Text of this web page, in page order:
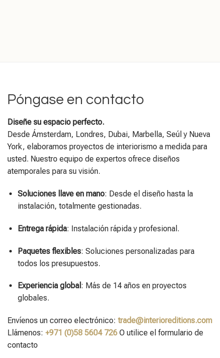
Póngase en contacto
Diseñe su espacio perfecto.
Desde Ámsterdam, Londres, Dubai, Marbella, Seúl y Nueva
York, elaboramos proyectos de interiorismo a medida para
usted. Nuestro equipo de expertos ofrece diseños
atemporales para su visión.
Soluciones llave en mano: Desde el diseño hasta la
instalación, totalmente gestionadas.
Entrega rápida: Instalación rápida y profesional.
Paquetes flexibles: Soluciones personalizadas para
todos los presupuestos.
Experiencia global : Más de 14 años en proyectos
globales.
Envíenos un correo electrónico: trade@interioreditions.com
Llámenos: +971 (0)58 5604 726 O utilice el formulario de
contacto